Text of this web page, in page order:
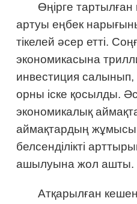
Өңірге тартылған
артуы еңбек
тікелей әсер етті.
экономикасына
инвестиция салынып,
орны іске қосылды.
экономикалық
аймақтардың жұмысы
белсенділікті
ашылуына жол ашты.
Атқарылған